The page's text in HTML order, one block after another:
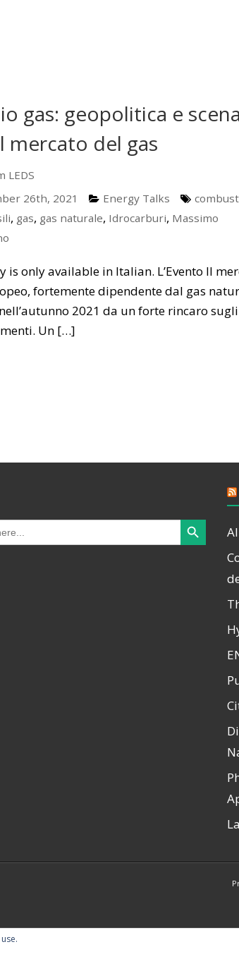
gas: geopolitica e
del gas
LEDS
26th, 2021
Energy Talks
, gas, gas naturale, Idrocarburi, Massimo
is only available in Italian. L’Evento Il
fortemente dipendente dal gas
2021 da un forte rincaro sugli
Un […]
Search Button